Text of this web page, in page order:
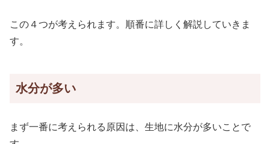
この４つが考えられます。順番に詳しく解説していきま
す。
水分が多い
まず一番に考えられる原因は、生地に水分が多いことで